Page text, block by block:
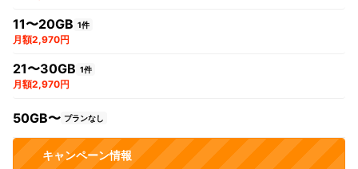
11〜20GB 1件
月額2,970円
21〜30GB 1件
月額2,970円
50GB〜 プランなし
キャンペーン情報